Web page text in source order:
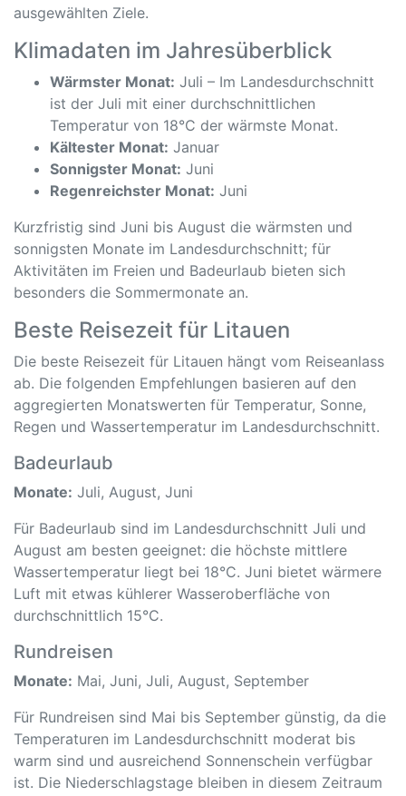
ausgewählten Ziele.
Klimadaten im Jahresüberblick
Wärmster Monat: Juli – Im Landesdurchschnitt
ist der Juli mit einer durchschnittlichen
Temperatur von 18°C der wärmste Monat.
Kältester Monat: Januar
Sonnigster Monat: Juni
Regenreichster Monat: Juni
Kurzfristig sind Juni bis August die wärmsten und
sonnigsten Monate im Landesdurchschnitt; für
Aktivitäten im Freien und Badeurlaub bieten sich
besonders die Sommermonate an.
Beste Reisezeit für Litauen
Die beste Reisezeit für Litauen hängt vom Reiseanlass
ab. Die folgenden Empfehlungen basieren auf den
aggregierten Monatswerten für Temperatur, Sonne,
Regen und Wassertemperatur im Landesdurchschnitt.
Badeurlaub
Monate: Juli, August, Juni
Für Badeurlaub sind im Landesdurchschnitt Juli und
August am besten geeignet: die höchste mittlere
Wassertemperatur liegt bei 18°C. Juni bietet wärmere
Luft mit etwas kühlerer Wasseroberfläche von
durchschnittlich 15°C.
Rundreisen
Monate: Mai, Juni, Juli, August, September
Für Rundreisen sind Mai bis September günstig, da die
Temperaturen im Landesdurchschnitt moderat bis
warm sind und ausreichend Sonnenschein verfügbar
ist. Die Niederschlagstage bleiben in diesem Zeitraum